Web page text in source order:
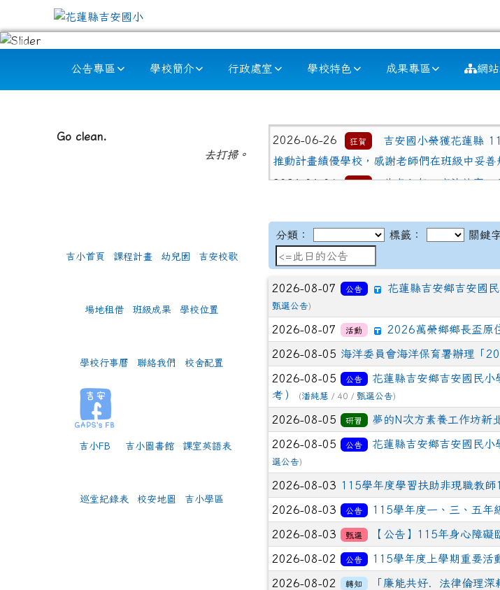
跳至主內容區
花蓮縣吉安國小
公告專區 學校簡介 行政處室 學校特色 成果專區 網
Go clean.
去打掃。
吉小首頁 課程計畫 幼兒園 吉安校歌
場地租借 班級成果 學校位置
學校行事曆 聯絡我們 校舍配置
吉小FB 吉小圖書館 課室英語表
巡堂紀錄表 校安地圖 吉小學區
2026-06-26 狂賀
吉安國小榮獲花蓮縣
推動計畫績優學校，感謝老師們在班級中妥
2026-06-04 狂賀
恭喜六年一班許芷寧
2026-05-24 狂賀
吉安國小參加115年客
年三班 鍾德美 同學 三年一班 曾渝喬 同學
指導
狂賀
115年吉安鄉語文競
式演說 第二名、302范盛琳──客語朗讀 第
名、402方柏崴──字音字形 第三名
2026-04-25 狂賀
恭喜一年2班高O芯、
and Tell競賽獲得特優!感謝郭宜惠老師的指導
2026-04-24 狂賀
恭喜六年二班、五年二
師的指導及同學們的踴躍參與。
2026-03-27 狂賀 恭喜402王家榆同學，
2026-06-26 狂賀
吉安國小榮獲花蓮縣
推動計畫績優學校，感謝老師們在班級中妥
2026-06-04 狂賀
恭喜六年一班許芷寧
導師們的教導。
2026-05-24 狂賀
吉安國小參加115年客
年三班 鍾德美 同學 三年一班 曾渝喬 同學
指導
分類： 標籤： 關鍵
2026-08-07 公告 花蓮縣吉安鄉吉安國
甄選公告)
2026-08-07 活動 2026萬榮鄉鄉長盃原
2026-08-05 海洋委員會海洋保育署辦理「
2026-08-05 公告
花蓮縣吉安鄉吉安國民
考）
(潘純慧 / 40 / 甄選公告)
2026-08-05 研習 夢的N次方素養工作坊新
2026-08-05 公告 花蓮縣吉安鄉吉安國民
選公告)
2026-08-03 115學年度學習扶助非現職教
2026-08-03 公告 115學年度一、三、五年
2026-08-03 甄選 【公告】115年身心障礙
2026-08-02 公告 115學年度上學期重要活
2026-08-02 轉知
「廉能共好．法律倫理